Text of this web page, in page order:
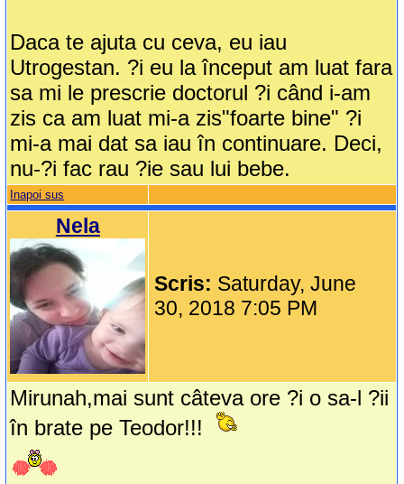
Daca te ajuta cu ceva, eu iau
Utrogestan. ?i eu la început am luat fara
sa mi le prescrie doctorul ?i când i-am
zis ca am luat mi-a zis"foarte bine" ?i
mi-a mai dat sa iau în continuare. Deci,
nu-?i fac rau ?ie sau lui bebe.
Inapoi sus
Nela
Scris: Saturday, June
30, 2018 7:05 PM
Mirunah,mai sunt câteva ore ?i o sa-l ?ii
în brate pe Teodor!!!